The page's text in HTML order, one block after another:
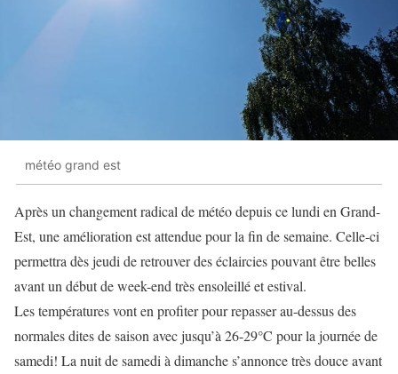
météo grand est
Après un changement radical de météo depuis ce lundi en Grand-
Est, une amélioration est attendue pour la fin de semaine. Celle-ci
permettra dès jeudi de retrouver des éclaircies pouvant être belles
avant un début de week-end très ensoleillé et estival.
Les températures vont en profiter pour repasser au-dessus des
normales dites de saison avec jusqu’à 26-29°C pour la journée de
samedi! La nuit de samedi à dimanche s’annonce très douce avant